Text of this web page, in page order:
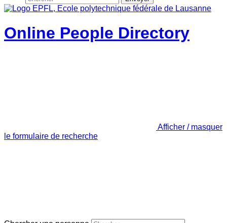
Online People Directory
Afficher / masquer
le formulaire de recherche